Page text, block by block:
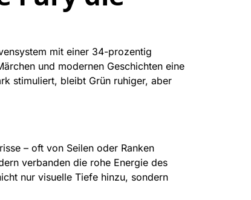
mit einer 34-prozentig
und modernen Geschichten eine
stimuliert, bleibt Grün ruhiger, aber
– oft von Seilen oder Ranken
verbanden die rohe Energie des
nur visuelle Tiefe hinzu, sondern